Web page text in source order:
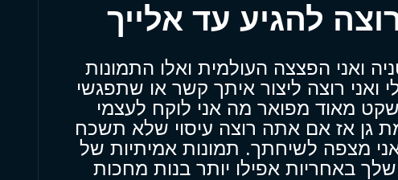
ואני הפצצה העולמית ואלו התמונות
ואני רוצה ליצור איתך קשר או שתפגשי
מאוד מפואר מה אני לוקח לעצמי
גן אז אם אתה רוצה עיסוי שלא תשכח
מצפה לשיחתך. תמונות אמיתיות של
שלך באחריות אפילו יותר בנות מחכות